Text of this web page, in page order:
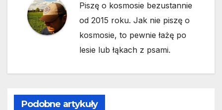
Piszę o kosmosie bezustannie
od 2015 roku. Jak nie piszę o
kosmosie, to pewnie łażę po
lesie lub łąkach z psami.
Podobne artykuły